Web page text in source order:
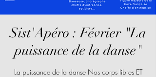
Sist'Apéro : Février "La
puissance de la danse"
La puissance de la danse Nos corps libres ET